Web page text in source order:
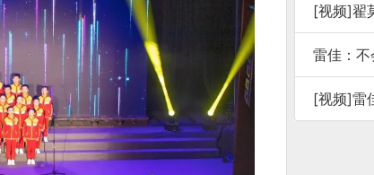
[视频]翟
雷佳：
[视频]雷